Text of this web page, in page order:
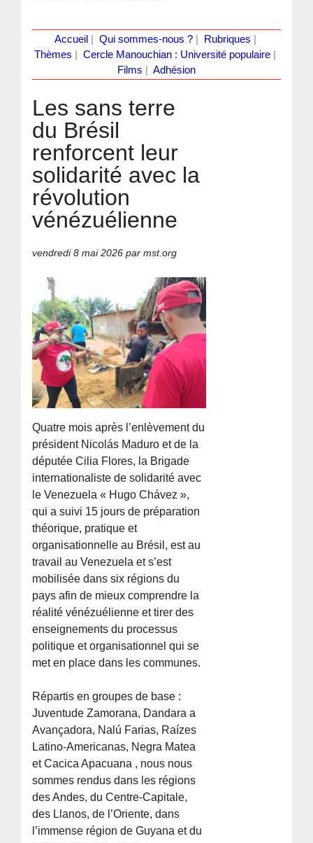
Accueil Qui sommes-nous ?| Rubriques
Thèmes
Cercle Manouchian : Université populaire
Films
Adhésion
Les sans terre
du Brésil
renforcent leur
solidarité avec la
révolution
vénézuélienne
vendredi 8 mai 2026 par mst.org
Quatre mois après l’enlèvement du
président Nicolás Maduro et de la
députée Cilia Flores, la Brigade
internationaliste de solidarité avec
le Venezuela « Hugo Chávez »,
qui a suivi 15 jours de préparation
théorique, pratique et
organisationnelle au Brésil, est au
travail au Venezuela et s’est
mobilisée dans six régions du
pays afin de mieux comprendre la
réalité vénézuélienne et tirer des
enseignements du processus
politique et organisationnel qui se
met en place dans les communes.
Répartis en groupes de base :
Juventude Zamorana, Dandara a
Avançadora, Nalú Farias, Raízes
Latino-Americanas, Negra Matea
et Cacica Apacuana , nous nous
sommes rendus dans les régions
des Andes, du Centre-Capitale,
des Llanos, de l’Oriente, dans
l’immense région de Guyana et du